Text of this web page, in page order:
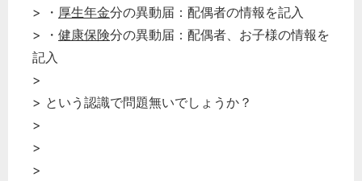
> ・ 厚生年金分の異動届：配偶者の情報を記入
> ・ 健康保険分の異動届：配偶者、お子様の情報を
記入
>
> という認識で問題無いでしょうか？
>
>
>
経営の知恵
総務の給湯室